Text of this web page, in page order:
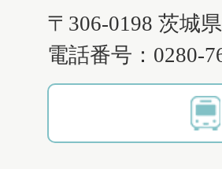
〒306-0198 茨城
電話番号：0280-